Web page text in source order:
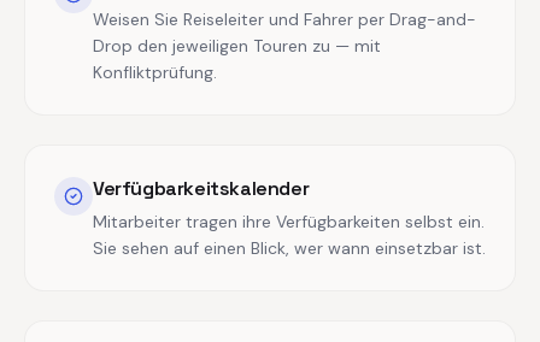
Weisen Sie Reiseleiter und Fahrer per Drag-and-
Drop den jeweiligen Touren zu — mit
Konfliktprüfung.
Verfügbarkeitskalender
Mitarbeiter tragen ihre Verfügbarkeiten selbst ein.
Sie sehen auf einen Blick, wer wann einsetzbar ist.